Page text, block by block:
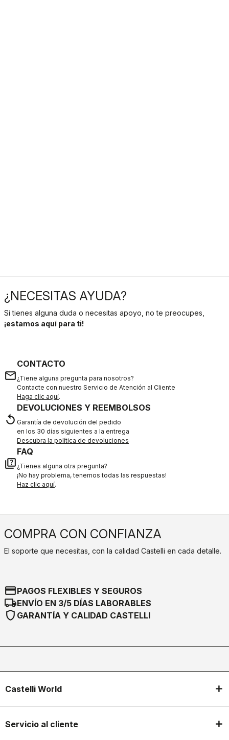
¿NECESITAS AYUDA?
Si tienes alguna duda o necesitas apoyo, no te preocupes,
¡estamos aquí para ti!
email
CONTACTO
¿Tiene alguna pregunta para nosotros?
Contacte con nuestro Servicio de Atención al Cliente
Haga clic aquí.
replay
DEVOLUCIONES Y REEMBOLSOS
Garantía de devolución del pedido
en los 30 días siguientes a la entrega
Descubra la política de devoluciones
quiz
FAQ
¿Tienes alguna otra pregunta?
¡No hay problema, tenemos todas las respuestas!
Haz clic aquí.
COMPRA CON CONFIANZA
El soporte que necesitas, con la calidad Castelli en cada detalle.
credit_cardPAGOS FLEXIBLES Y SEGUROS
local_shippingENVÍO EN 3/5 DÍAS LABORABLES
shield GARANTÍA Y CALIDAD CASTELLI
Castelli World
Servicio al cliente